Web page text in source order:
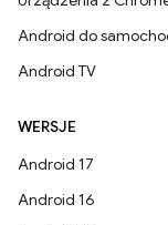
Android do
Android TV
WERSJE
Android 17
Android 16